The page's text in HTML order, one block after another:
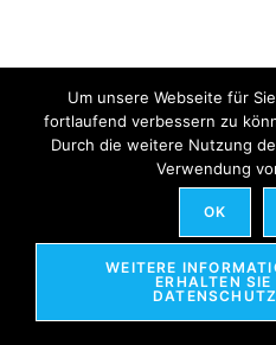
Um unsere Webseite für
fortlaufend verbessern zu
Durch die weitere Nutzung
Verwendung
OK
WEITERE
ERHALTEN